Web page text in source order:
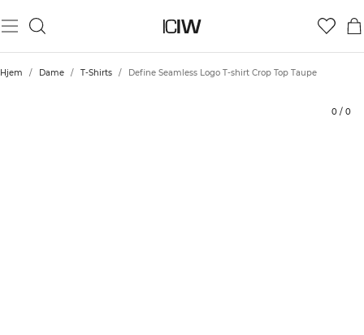
Hjem / Dame / T-Shirts / Define Seamless Logo T-shirt Crop Top Taupe
0 / 0